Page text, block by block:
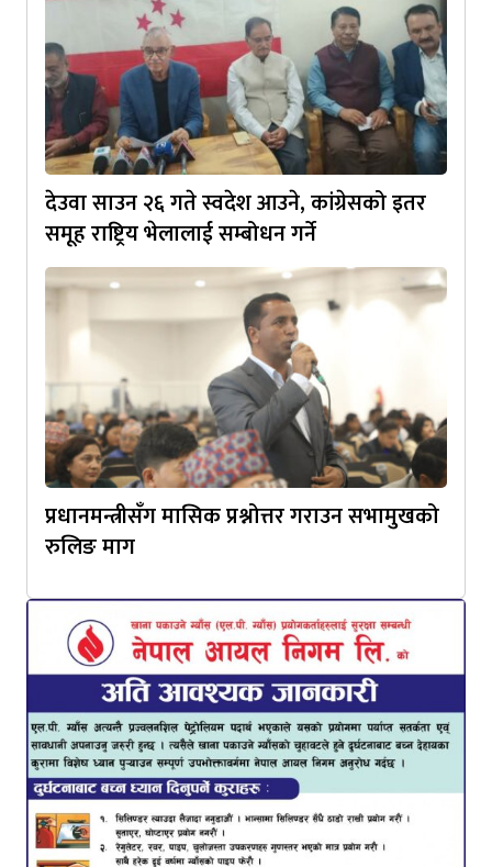
देउवा साउन २६ गते स्वदेश आउने, कांग्रेसको इतर
समूह राष्ट्रिय भेलालाई सम्बोधन गर्ने
प्रधानमन्त्रीसँग मासिक प्रश्नोत्तर गराउन सभामुखको
रुलिङ माग